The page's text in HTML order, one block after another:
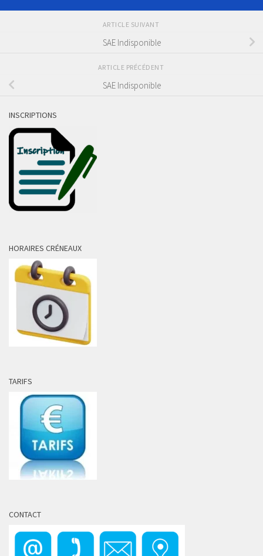
ARTICLE SUIVANT
SAE Indisponible
ARTICLE PRÉCÉDENT
SAE Indisponible
INSCRIPTIONS
HORAIRES CRÉNEAUX
TARIFS
CONTACT